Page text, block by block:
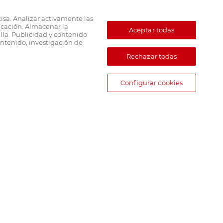
Analizar activamente las
Almacenar la
Publicidad y contenido
investigación de
Aceptar todas
Rechazar todas
Configurar cookies